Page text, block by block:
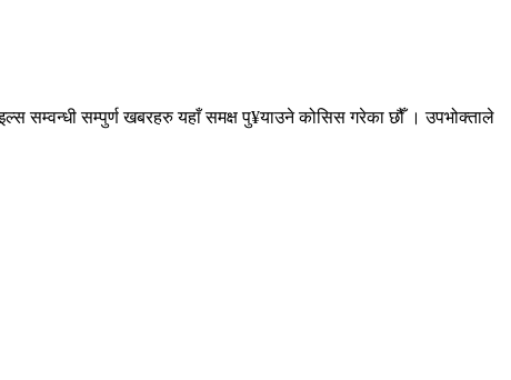
सम्वन्धी सम्पुर्ण खबरहरु यहाँ समक्ष पु¥याउने कोसिस गरेका छौँ । उपभोक्ताले